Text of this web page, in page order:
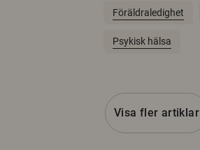
Föräldraledighet
Psykisk hälsa
Visa fler artiklar